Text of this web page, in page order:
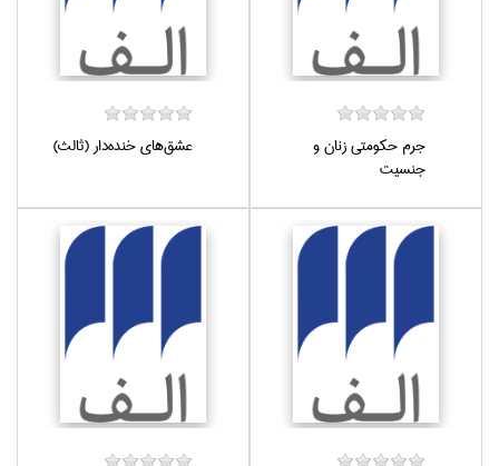
جرم حكومتي زنان و
جنسيت
عشق‌هاي خنده‌دار (ثالث)